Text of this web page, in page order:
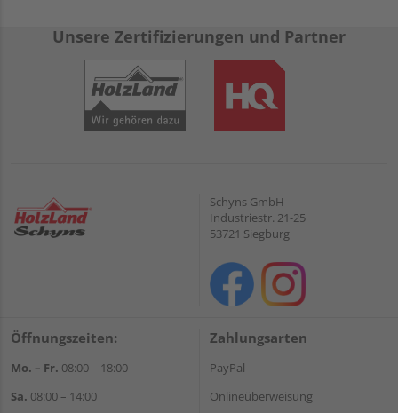
Unsere Zertifizierungen und Partner
Schyns GmbH
Industriestr. 21-25
53721 Siegburg
Öffnungszeiten:
Mo. – Fr. 08:00 – 18:00
Sa. 08:00 – 14:00
Zahlungsarten
PayPal
Onlineüberweisung